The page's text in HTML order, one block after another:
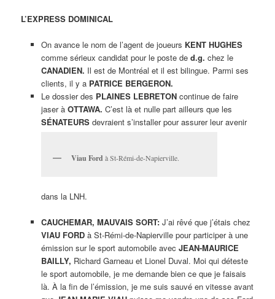
L’EXPRESS DOMINICAL
On avance le nom de l’agent de joueurs KENT HUGHES
comme sérieux candidat pour le poste de d.g. chez le
CANADIEN. Il est de Montréal et il est bilingue. Parmi ses
clients, il y a PATRICE BERGERON.
Le dossier des PLAINES LEBRETONcontinue de faire
jaser à OTTAWA. C’est là et nulle part ailleurs que les
SÉNATEURSdevraient s’installer pour assurer leur avenir
Viau Ford à St-Rémi-de-Napierville.
dans la LNH.
CAUCHEMAR, MAUVAIS SORT: J’ai rêvé que j’étais chez
VIAU FORDà St-Rémi-de-Napierville pour participer à une
émission sur le sport automobile avec JEAN-MAURICE
BAILLY, Richard Garneau et Lionel Duval. Moi qui déteste
le sport automobile, je me demande bien ce que je faisais
là. À la fin de l’émission, je me suis sauvé en vitesse avant